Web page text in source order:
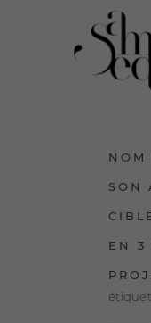
NOM
SON
EN 3